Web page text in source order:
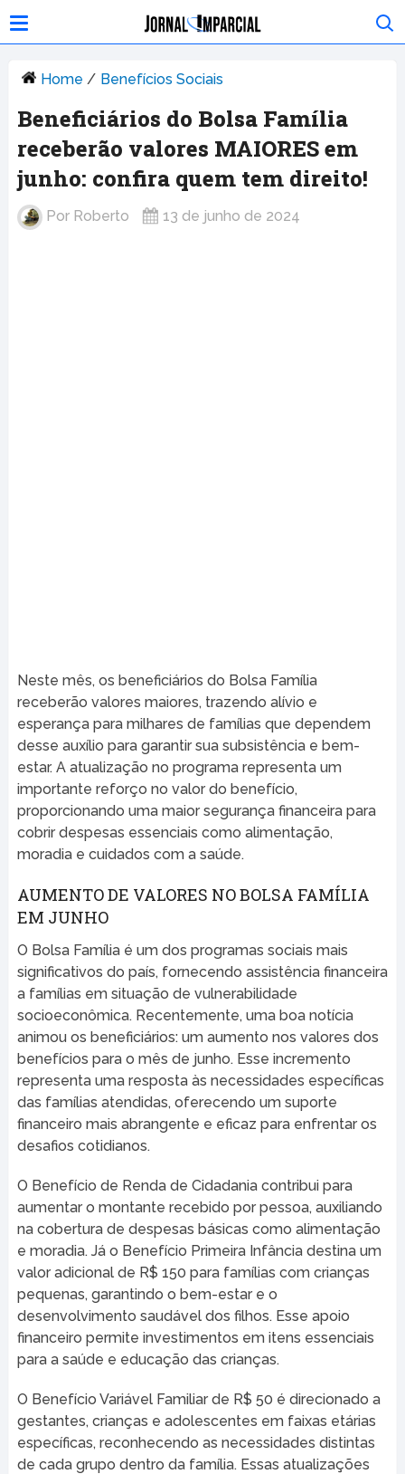
Home / Benefícios Sociais
Beneficiários do Bolsa Família
receberão valores MAIORES em
junho: confira quem tem direito!
Por Roberto 13 de junho de 2024
Neste mês, os beneficiários do Bolsa Família
receberão valores maiores, trazendo alívio e
esperança para milhares de famílias que dependem
desse auxílio para garantir sua subsistência e bem-
estar. A atualização no programa representa um
importante reforço no valor do benefício,
proporcionando uma maior segurança financeira para
cobrir despesas essenciais como alimentação,
moradia e cuidados com a saúde.
AUMENTO DE VALORES NO BOLSA FAMÍLIA
EM JUNHO
O Bolsa Família é um dos programas sociais mais
significativos do país, fornecendo assistência financeira
a famílias em situação de vulnerabilidade
socioeconômica. Recentemente, uma boa notícia
animou os beneficiários: um aumento nos valores dos
benefícios para o mês de junho. Esse incremento
representa uma resposta às necessidades específicas
das famílias atendidas, oferecendo um suporte
financeiro mais abrangente e eficaz para enfrentar os
desafios cotidianos.
O Benefício de Renda de Cidadania contribui para
aumentar o montante recebido por pessoa, auxiliando
na cobertura de despesas básicas como alimentação
e moradia. Já o Benefício Primeira Infância destina um
valor adicional de R$ 150 para famílias com crianças
pequenas, garantindo o bem-estar e o
desenvolvimento saudável dos filhos. Esse apoio
financeiro permite investimentos em itens essenciais
para a saúde e educação das crianças.
O Benefício Variável Familiar de R$ 50 é direcionado a
gestantes, crianças e adolescentes em faixas etárias
específicas, reconhecendo as necessidades distintas
de cada grupo dentro da família. Essas atualizações